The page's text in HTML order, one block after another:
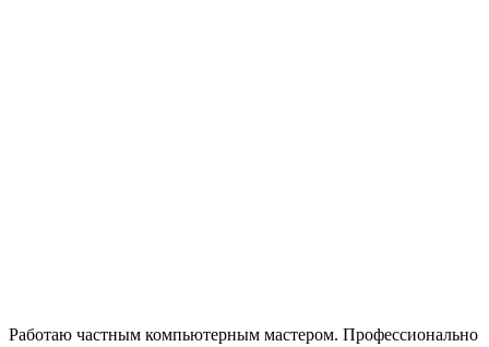
Работаю частным компьютерным мастером. Профессионально